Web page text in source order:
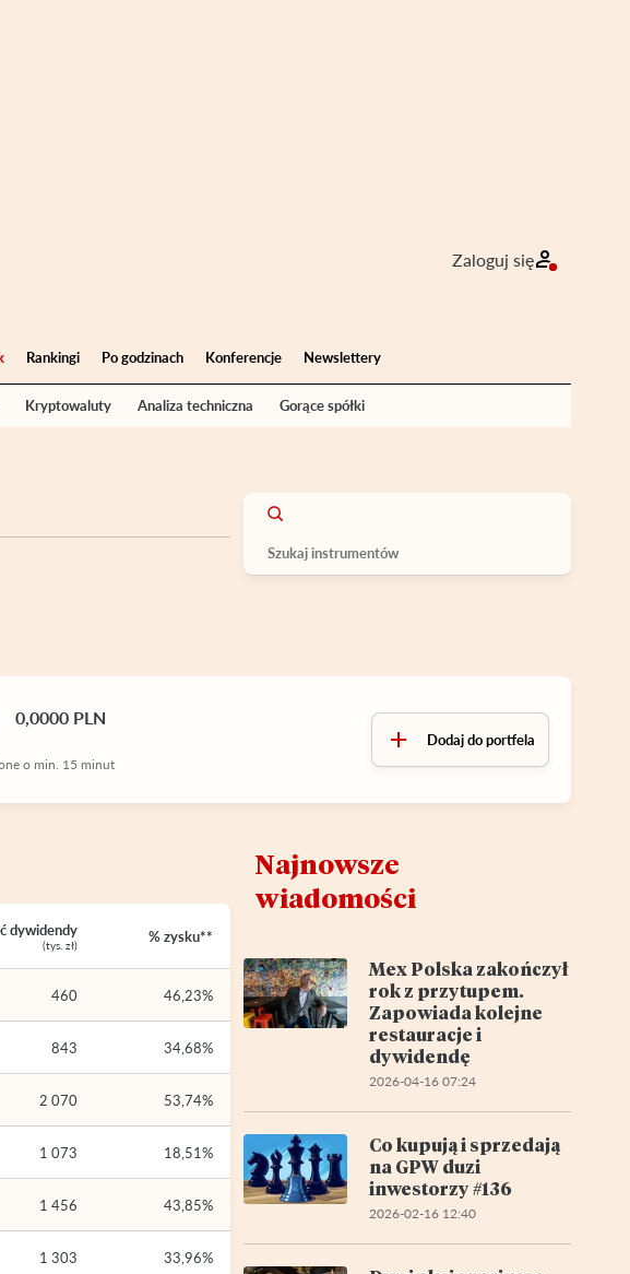
Zaloguj się
Rankingi Po godzinach Konferencje Newslettery
Kryptowaluty Analiza techniczna Gorące spółki
0,0000 PLN
o min. 15 minut
Dodaj do portfela
dywidendy
(tys. zł) % zysku**
460 46,23%
843 34,68%
2 070 53,74%
1 073 18,51%
1 456 43,85%
1 303 33,96%
Najnowsze
wiadomości
Mex Polska zakończył
rok z przytupem.
Zapowiada kolejne
restauracje i
dywidendę
2026-04-16 07:24
Co kupują i sprzedają
na GPW duzi
inwestorzy #136
2026-02-16 12:40